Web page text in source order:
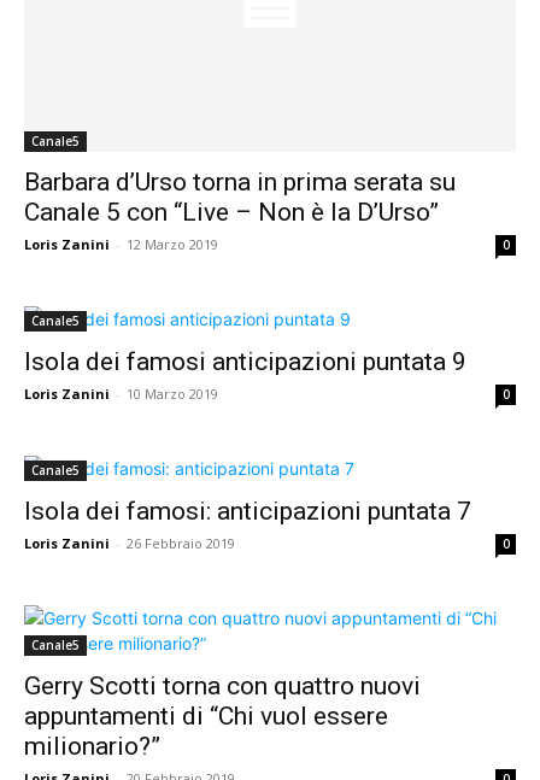
Canale5
Barbara d’Urso torna in prima serata su
Canale 5 con “Live – Non è la D’Urso”
Loris Zanini - 12 Marzo 2019 0
Canale5
Isola dei famosi anticipazioni puntata 9
Loris Zanini - 10 Marzo 2019 0
Canale5
Isola dei famosi: anticipazioni puntata 7
Loris Zanini - 26 Febbraio 2019 0
Canale5
Gerry Scotti torna con quattro nuovi
appuntamenti di “Chi vuol essere
milionario?”